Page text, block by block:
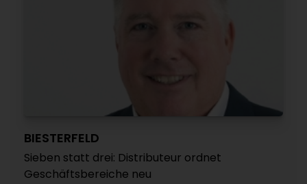
BIESTERFELD
Sieben statt drei: Distributeur ordnet
Geschäftsbereiche neu